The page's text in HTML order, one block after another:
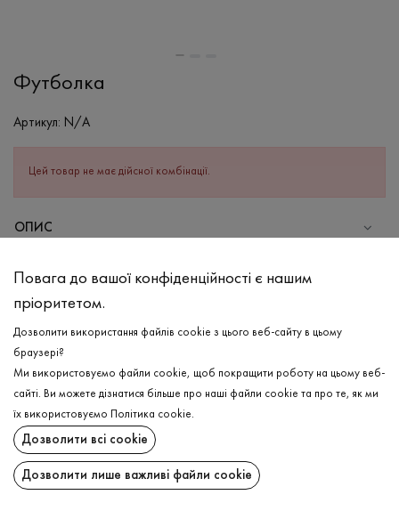
Футболка
Артикул: N/A
Цей товар не має дійсної комбінації.
ОПИС
Бавовна - 100%
Прання в теплій воді (до 40°С)
Відбілювання заборонено
Прасувати при високій температурі
Можна віджимати і сушити в пральній машині
Хімчистка дозволена
ДОСТАВКА
ПОВЕРНЕННЯ
Повага до вашої конфіденційності є нашим
пріоритетом.
Дозволити використання файлів cookie з цього веб-сайту в цьому
браузері?
Ми використовуємо файли cookie, щоб покращити роботу на цьому веб-
сайті. Ви можете дізнатися більше про наші файли cookie та про те, як ми
їх використовуємо
Політика cookie.
Дозволити всі cookie
Дозволити лише важливі файли cookie